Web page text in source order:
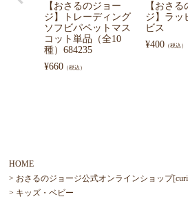
【おさるのジョー
ジ】トレーディング
ソフビパペットマス
コット単品（全10
種）684235
¥660 （税込）
【おさ
ジ】ラッ
ビス
¥400 （税込）
HOME
おさるのジョージ公式オンラインショップ
キッズ・ベビー